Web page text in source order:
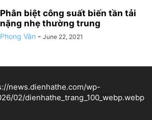
Phân biệt công suất biến tần tải
nặng nhẹ thường trung
Phong Vân - June 22, 2021